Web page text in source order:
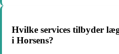
Hvilke services tilbyder
i Horsens?